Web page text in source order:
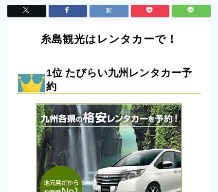
糸島観光はレンタカーで！
1位 たびらい九州レンタカー予
約